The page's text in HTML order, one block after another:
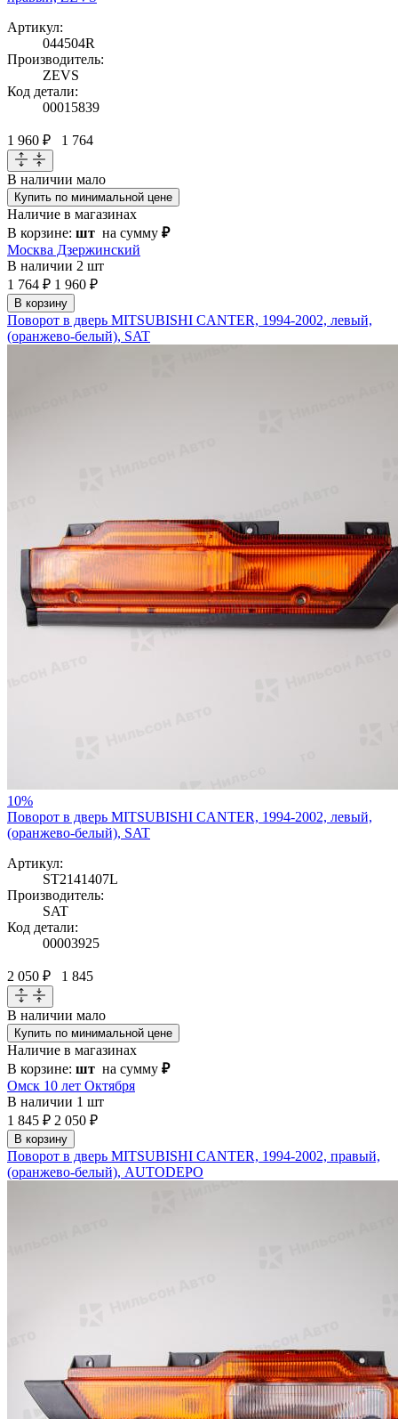
Артикул:
044504R
Производитель:
ZEVS
Код детали:
00015839
1 960 ₽ 1 764
В наличии мало
Купить по минимальной цене
Наличие в магазинах
В корзине: шт на сумму ₽
Москва Дзержинский
В наличии 2 шт
1 764 ₽ 1 960 ₽
В корзину
Поворот в дверь MITSUBISHI CANTER, 1994-2002, левый,
(оранжево-белый), SAT
10%
Поворот в дверь MITSUBISHI CANTER, 1994-2002, левый,
(оранжево-белый), SAT
Артикул:
ST2141407L
Производитель:
SAT
Код детали:
00003925
2 050 ₽ 1 845
В наличии мало
Купить по минимальной цене
Наличие в магазинах
В корзине: шт на сумму ₽
Омск 10 лет Октября
В наличии 1 шт
1 845 ₽ 2 050 ₽
В корзину
Поворот в дверь MITSUBISHI CANTER, 1994-2002, правый,
(оранжево-белый), AUTODEPO